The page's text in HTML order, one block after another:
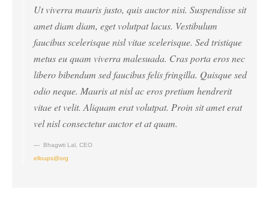
Ut viverra mauris justo, quis auctor nisi. Suspendisse sit
amet diam diam, eget volutpat lacus. Vestibulum
faucibus scelerisque nisl vitae scelerisque. Sed tristique
metus eu quam viverra malesuada. Cras porta eros nec
libero bibendum sed faucibus felis fringilla. Quisque sed
odio neque. Mauris at nisl ac eros pretium hendrerit
vitae et velit. Aliquam erat volutpat. Proin sit amet erat
vel nisl consectetur auctor et at quam.
Bhagwti Lal CEO
elloups@org